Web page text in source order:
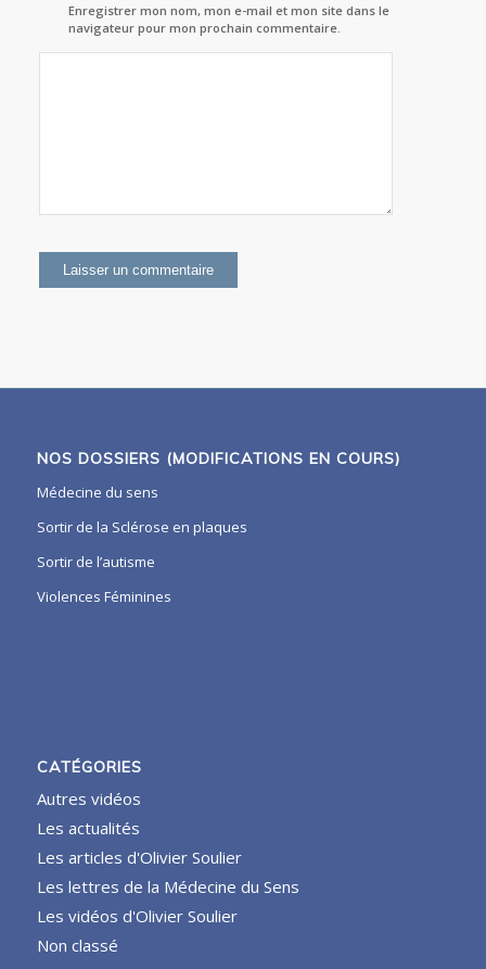
Enregistrer mon nom, mon e-mail et mon site dans le
navigateur pour mon prochain commentaire.
NOS DOSSIERS (MODIFICATIONS EN COURS)
Médecine du sens
Sortir de la Sclérose en plaques
Sortir de l’autisme
Violences Féminines
CATÉGORIES
Autres vidéos
Les actualités
Les articles d'Olivier Soulier
Les lettres de la Médecine du Sens
Les vidéos d'Olivier Soulier
Non classé